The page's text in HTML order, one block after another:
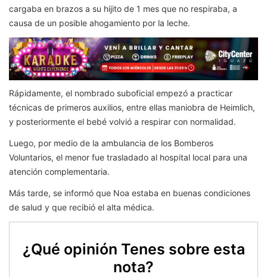
cargaba en brazos a su hijito de 1 mes que no respiraba, a
causa de un posible ahogamiento por la leche.
Rápidamente, el nombrado suboficial empezó a practicar
técnicas de primeros auxilios, entre ellas maniobra de Heimlich,
y posteriormente el bebé volvió a respirar con normalidad.
Luego, por medio de la ambulancia de los Bomberos
Voluntarios, el menor fue trasladado al hospital local para una
atención complementaria.
Más tarde, se informó que Noa estaba en buenas condiciones
de salud y que recibió el alta médica.
¿Qué opinión Tenes sobre esta
nota?